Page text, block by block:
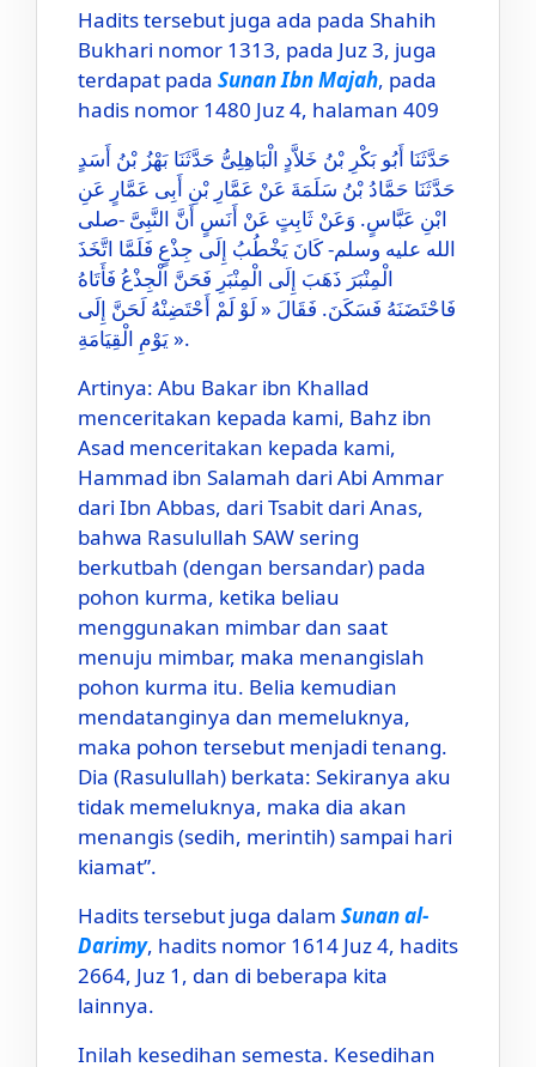
Hadits tersebut juga ada pada Shahih
Bukhari nomor 1313, pada Juz 3, juga
terdapat pada Sunan Ibn Majah, pada
hadis nomor 1480 Juz 4, halaman 409
حَدَّثَنَا أَبُو بَكْرِ بْنُ خَلاَّدٍ الْبَاهِلِىُّ حَدَّثَنَا بَهْزُ بْنُ أَسَدٍ
حَدَّثَنَا حَمَّادُ بْنُ سَلَمَةَ عَنْ عَمَّارِ بْنِ أَبِى عَمَّارٍ عَنِ
ابْنِ عَبَّاسٍ. وَعَنْ ثَابِتٍ عَنْ أَنَسٍ أَنَّ النَّبِىَّ -صلى
الله عليه وسلم- كَانَ يَخْطُبُ إِلَى جِذْعٍ فَلَمَّا اتَّخَذَ
الْمِنْبَرَ ذَهَبَ إِلَى الْمِنْبَرِ فَحَنَّ الْجِذْعُ فَأَتَاهُ
فَاحْتَضَنَهُ فَسَكَنَ. فَقَالَ « لَوْ لَمْ أَحْتَضِنْهُ لَحَنَّ إِلَى
يَوْمِ الْقِيَامَةِ ».
Artinya: Abu Bakar ibn Khallad
menceritakan kepada kami, Bahz ibn
Asad menceritakan kepada kami,
Hammad ibn Salamah dari Abi Ammar
dari Ibn Abbas, dari Tsabit dari Anas,
bahwa Rasulullah SAW sering
berkutbah (dengan bersandar) pada
pohon kurma, ketika beliau
menggunakan mimbar dan saat
menuju mimbar, maka menangislah
pohon kurma itu. Belia kemudian
mendatanginya dan memeluknya,
maka pohon tersebut menjadi tenang.
Dia (Rasulullah) berkata: Sekiranya aku
tidak memeluknya, maka dia akan
menangis (sedih, merintih) sampai hari
kiamat”.
Hadits tersebut juga dalam Sunan al-
Darimy, hadits nomor 1614 Juz 4, hadits
2664, Juz 1, dan di beberapa kita
lainnya.
Inilah kesedihan semesta. Kesedihan